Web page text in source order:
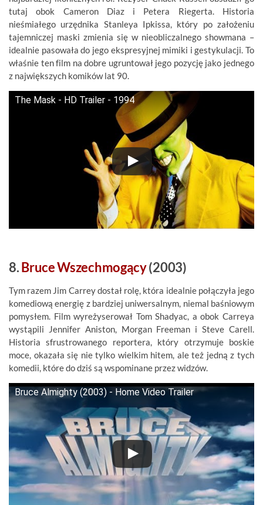
tutaj obok Cameron Diaz i Petera Riegerta. Historia
nieśmiałego urzędnika Stanleya Ipkissa, który po założeniu
tajemniczej maski zmienia się w nieobliczalnego showmana –
idealnie pasowała do jego ekspresyjnej mimiki i gestykulacji. To
właśnie ten film na dobre ugruntował jego pozycję jako jednego
z największych komików lat 90.
The Mask - HD Trailer - 1994
8.Bruce Wszechmogący(2003)
Tym razem Jim Carrey dostał rolę, która idealnie połączyła jego
komediową energię z bardziej uniwersalnym, niemal baśniowym
pomysłem. Film wyreżyserował Tom Shadyac, a obok Carreya
wystąpili Jennifer Aniston, Morgan Freeman i Steve Carell.
Historia sfrustrowanego reportera, który otrzymuje boskie
moce, okazała się nie tylko wielkim hitem, ale też jedną z tych
komedii, które do dziś są wspominane przez widzów.
Bruce Almighty (2003) - Home Video Trailer